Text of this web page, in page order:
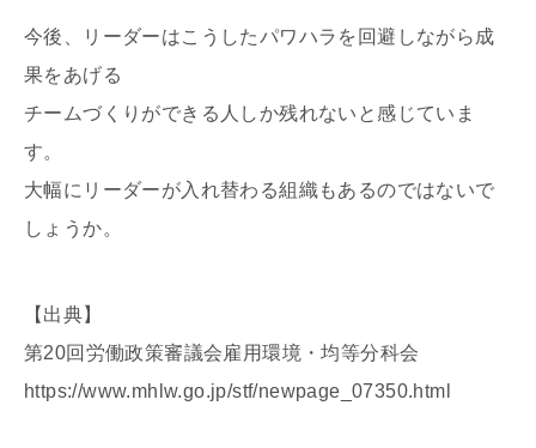
今後、リーダーはこうしたパワハラを回避しながら成
果をあげる
チームづくりができる人しか残れないと感じていま
す。
大幅にリーダーが入れ替わる組織もあるのではないで
しょうか。
【出典】
第20回労働政策審議会雇用環境・均等分科会
https://www.mhlw.go.jp/stf/newpage_07350.html